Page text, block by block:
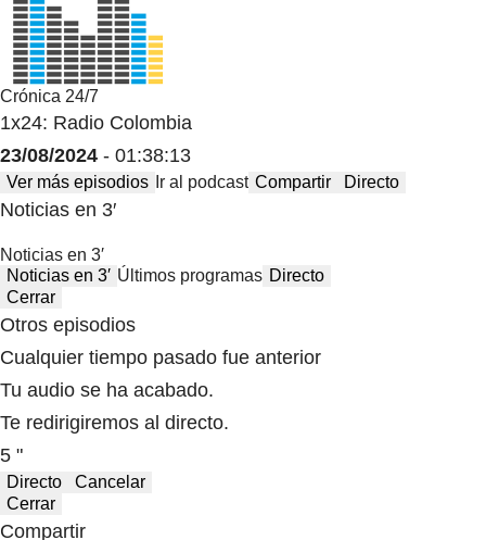
Crónica 24/7
1x24: Radio Colombia
23/08/2024 - 01:38:13
Ver más episodios Ir al podcast Compartir Directo
Noticias en 3′
Noticias en 3′
Noticias en 3′ Últimos programas Directo
Cerrar
Otros episodios
Cualquier tiempo pasado fue anterior
Tu audio se ha acabado.
Te redirigiremos al directo.
5 "
Directo
Cancelar
Cerrar
Compartir